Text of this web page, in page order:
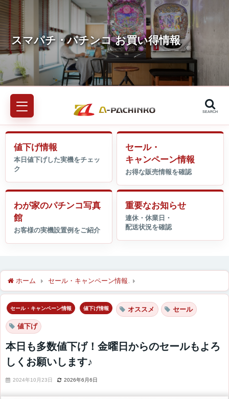
SEARCH
値下げ情報
セール・
キャンペーン情報
わが家のパチンコ写真
館
重要なお知らせ
ホーム セール・キャンペーン情報
セール・キャンペーン情報 値下げ情報 オススメ セール
値下げ
本日も多数値下げ！金曜日からのセールもよろ
しくお願いします♪
2024年10月23日 2026年6月6日